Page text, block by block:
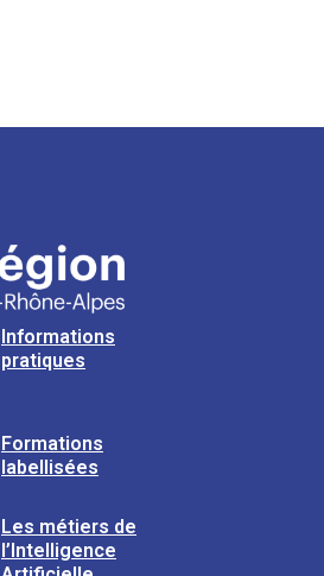
Informations
pratiques
Formations
labellisées
Les métiers de
l’Intelligence